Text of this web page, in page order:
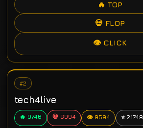
🔥 TOP
💀 FLOP
👁 CLICK
#2
tech4live
🔥 9746 💀 8994 👁 9594 ⭐ 21748